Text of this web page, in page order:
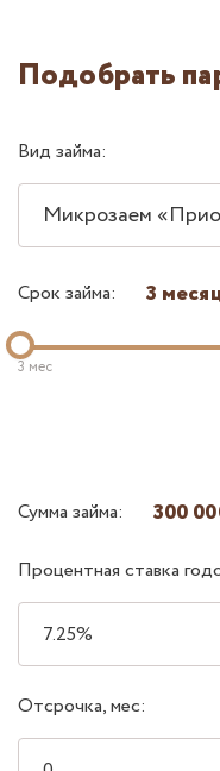
Подобрать
Вид займа:
Микрозаем
Срок займа: 3
3 мес
Сумма займа: 300
Процентная ставка
Отсрочка, мес: